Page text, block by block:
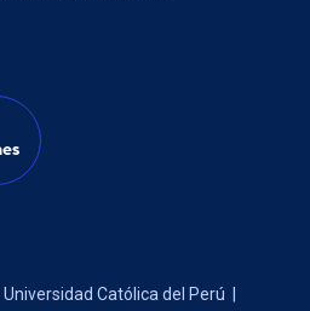
Católica del Perú |